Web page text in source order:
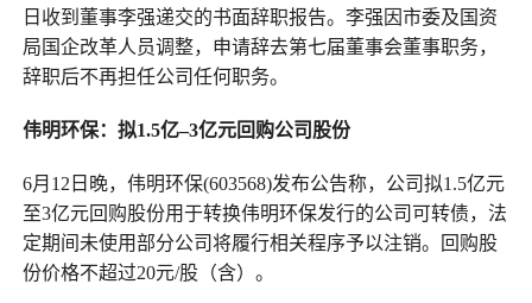
日收到董事李强递交的书面辞职报告。李强因市委及国资
局国企改革人员调整，申请辞去第七届董事会董事职务，
辞职后不再担任公司任何职务。
伟明环保：拟1.5亿–3亿元回购公司股份
6月12日晚，伟明环保(603568)发布公告称，公司拟1.5亿元
至3亿元回购股份用于转换伟明环保发行的公司可转债，法
定期间未使用部分公司将履行相关程序予以注销。回购股
份价格不超过20元/股（含）。